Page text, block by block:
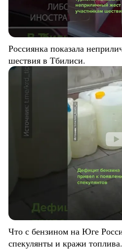
Россиянка показала
шествия в Тбилиси.
Что с бензином на Юге
спекулянты и кражи топлива.